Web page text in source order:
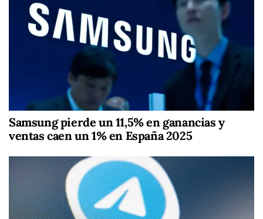
Samsung pierde un 11,5% en ganancias y
ventas caen un 1% en España 2025